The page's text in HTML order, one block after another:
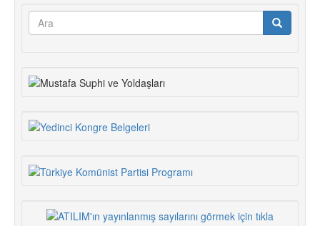
Arama